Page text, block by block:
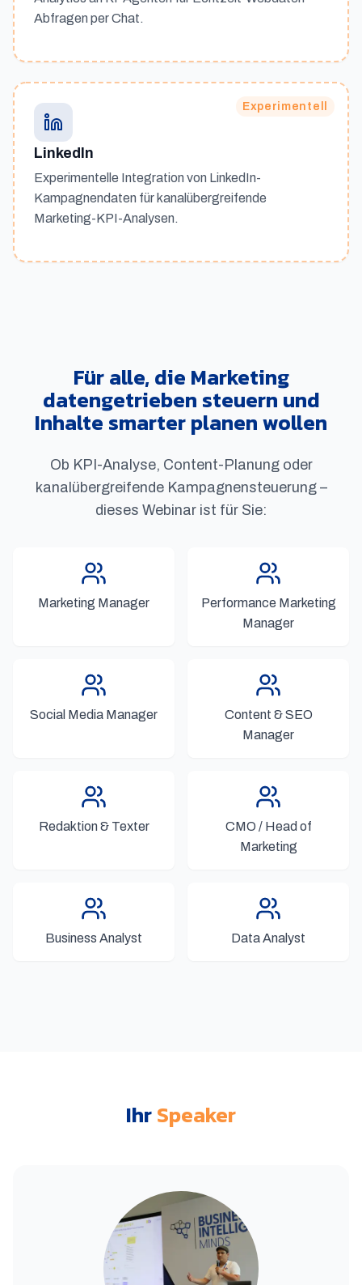
Abfragen per Chat.
Experimentell
LinkedIn
Experimentelle Integration von LinkedIn-
Kampagnendaten für kanalübergreifende
Marketing-KPI-Analysen.
Für alle, die Marketing
datengetrieben steuern und
Inhalte smarter planen wollen
Ob KPI-Analyse, Content-Planung oder
kanalübergreifende Kampagnensteuerung –
dieses Webinar ist für Sie:
Marketing Manager
Performance Marketing
Manager
Social Media Manager
Content & SEO
Manager
Redaktion & Texter
CMO / Head of
Marketing
Business Analyst Data Analyst
IhrSpeaker